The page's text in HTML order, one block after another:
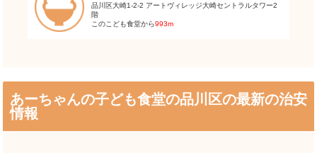
品川区大崎1-2-2 アートヴィレッジ大崎セントラルタワー2
階
このこども食堂から993m
あーちゃんの子ども食堂の品川区の最新の治安
情報